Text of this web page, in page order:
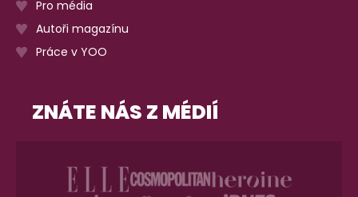
Pro média
Autoři magazínu
Práce v YOO
ZNÁTE NÁS Z MÉDIÍ